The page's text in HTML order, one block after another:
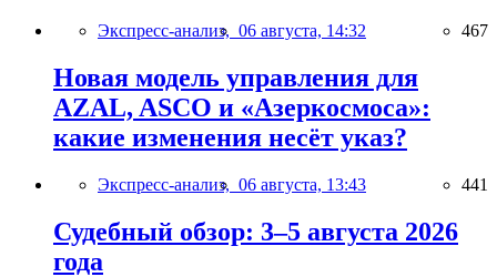
Экспресс-анализ, 06 августа, 14:32 467
Новая модель управления для
AZAL, ASCO и «Азеркосмоса»:
какие изменения несёт указ?
Экспресс-анализ, 06 августа, 13:43 441
Судебный обзор: 3–5 августа 2026
года